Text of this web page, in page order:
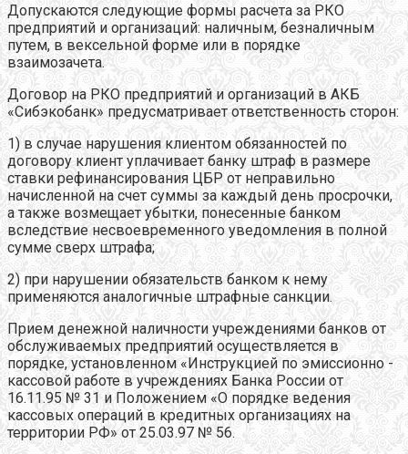
Допускаются следующие формы расчета за РКО
предприятий и организаций: наличным, безналичным
путем, в вексельной форме или в порядке
взаимозачета.
Договор на РКО предприятий и организаций в АКБ
«Сибэкобанк» предусматривает ответственность сторон:
1) в случае нарушения клиентом обязанностей по
договору клиент уплачивает банку штраф в размере
ставки рефинансирования ЦБР от неправильно
начисленной на счет суммы за каждый день просрочки,
а также возмещает убытки, понесенные банком
вследствие несвоевременного уведомления в полной
сумме сверх штрафа;
2) при нарушении обязательств банком к нему
применяются аналогичные штрафные санкции.
Прием денежной наличности учреждениями банков от
обслуживаемых предприятий осуществляется в
порядке, установленном «Инструкцией по эмиссионно -
кассовой работе в учреждениях Банка России от
16.11.95 № 31 и Положением «О порядке ведения
кассовых операций в кредитных организациях на
территории РФ» от 25.03.97 № 56.